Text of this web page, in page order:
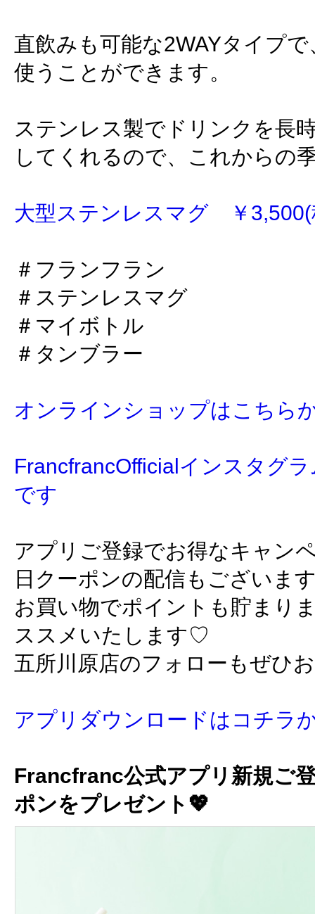
直飲みも可能な2WAYタイプ
使うことができます。
ステンレス製でドリンクを長
してくれるので、これからの
大型ステンレスマグ ￥3,500(
＃フランフラン
＃ステンレスマグ
＃マイボトル
＃タンブラー
オンラインショップはこちら
FrancfrancOfficialインスタグ
です
アプリご登録でお得なキャン
日クーポンの配信もございま
お買い物でポイントも貯まり
ススメいたします♡
五所川原店のフォローもぜひ
アプリダウンロードはコチラ
Francfranc公式アプリ新規ご
ポンをプレゼント💖